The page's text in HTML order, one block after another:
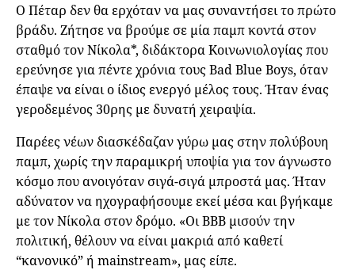
Ο Πέταρ δεν θα ερχόταν να μας συναντήσει το πρώτο
βράδυ. Ζήτησε να βρούμε σε μία παμπ κοντά στον
σταθμό τον Νίκολα*, διδάκτορα Κοινωνιολογίας που
ερεύνησε για πέντε χρόνια τους Bad Blue Boys, όταν
έπαψε να είναι ο ίδιος ενεργό μέλος τους. Ήταν ένας
γεροδεμένος 30ρης με δυνατή χειραψία.
Παρέες νέων διασκέδαζαν γύρω μας στην πολύβουη
παμπ, χωρίς την παραμικρή υποψία για τον άγνωστο
κόσμο που ανοιγόταν σιγά-σιγά μπροστά μας. Ήταν
αδύνατον να ηχογραφήσουμε εκεί μέσα και βγήκαμε
με τον Νίκολα στον δρόμο. «Οι BBB μισούν την
πολιτική, θέλουν να είναι μακριά από καθετί
“κανονικό” ή mainstream», μας είπε.